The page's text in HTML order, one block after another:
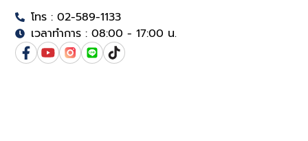
โทร : 02-589-1133
เวลาทำการ : 08:00 - 17:00 น.